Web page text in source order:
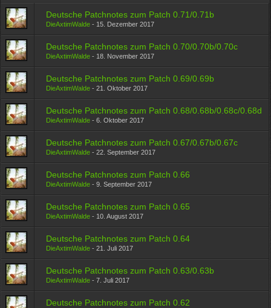
Deutsche Patchnotes zum Patch 0.71/0.71b
DieAxtimWalde - 15. Dezember 2017
Deutsche Patchnotes zum Patch 0.70/0.70b/0.70c
DieAxtimWalde - 18. November 2017
Deutsche Patchnotes zum Patch 0.69/0.69b
DieAxtimWalde -21. Oktober 2017
Deutsche Patchnotes zum Patch 0.68/0.68b/0.68c/0.68d
DieAxtimWalde -6. Oktober 2017
Deutsche Patchnotes zum Patch 0.67/0.67b/0.67c
DieAxtimWalde -22. September 2017
Deutsche Patchnotes zum Patch 0.66
DieAxtimWalde -9. September 2017
Deutsche Patchnotes zum Patch 0.65
DieAxtimWalde - 10. August 2017
Deutsche Patchnotes zum Patch 0.64
DieAxtimWalde -21. Juli 2017
Deutsche Patchnotes zum Patch 0.63/0.63b
DieAxtimWalde -7. Juli 2017
Deutsche Patchnotes zum Patch 0.62